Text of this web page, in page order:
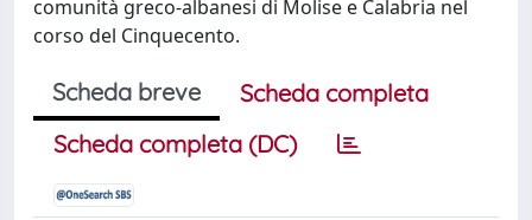
comunità greco-albanesi di Molise e Calabria nel
corso del Cinquecento.
Scheda breve
Scheda completa
Scheda completa (DC)